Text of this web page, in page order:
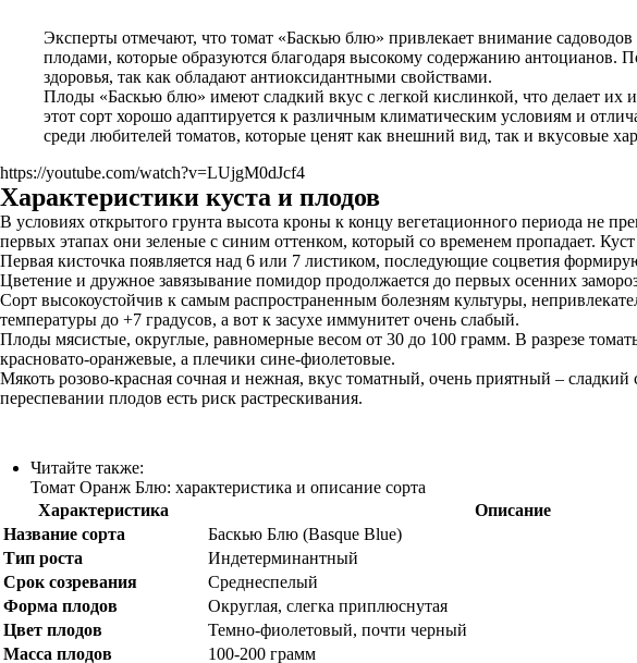
Эксперты отмечают, что томат «Баскью блю» привлекает внимание
плодами, которые образуются благодаря высокому содержанию антоцианов.
здоровья, так как обладают антиоксидантными свойствами.
Плоды «Баскью блю» имеют сладкий вкус с легкой кислинкой, что делает их
этот сорт хорошо адаптируется к различным климатическим условиям и
среди любителей томатов, которые ценят как внешний вид, так и вкусовые
https://youtube.com/watch?v=LUjgM0dJcf4
Характеристики куста и плодов
В условиях открытого грунта высота кроны к концу вегетационного периода не
первых этапах они зеленые с синим оттенком, который со временем пропадает.
Первая кисточка появляется над 6 или 7 листиком, последующие соцветия
Цветение и дружное завязывание помидор продолжается до первых осенних
Сорт высокоустойчив к самым распространенным болезням культуры,
температуры до +7 градусов, а вот к засухе иммунитет очень слабый.
Плоды мясистые, округлые, равномерные весом от 30 до 100 грамм. В разрезе
красновато-оранжевые, а плечики сине-фиолетовые.
Мякоть розово-красная сочная и нежная, вкус томатный, очень приятный –
переспевании плодов есть риск растрескивания.
Читайте также:
Томат Оранж Блю: характеристика и описание сорта
Характеристика
Описание
Название сорта
Баскью Блю (Basque Blue)
Тип роста
Индетерминантный
Срок созревания
Среднеспелый
Форма плодов
Округлая, слегка приплюснутая
Цвет плодов
Темно-фиолетовый, почти черный
Масса плодов
100-200 грамм